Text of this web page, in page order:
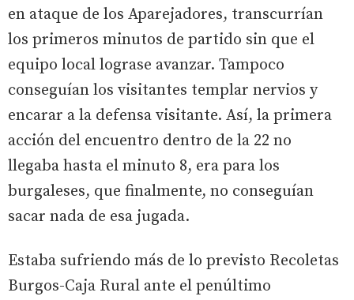
en ataque de los Aparejadores, transcurrían
los primeros minutos de partido sin que el
equipo local lograse avanzar. Tampoco
conseguían los visitantes templar nervios y
encarar a la defensa visitante. Así, la primera
acción del encuentro dentro de la 22 no
llegaba hasta el minuto 8, era para los
burgaleses, que finalmente, no conseguían
sacar nada de esa jugada.
Estaba sufriendo más de lo previsto Recoletas
Burgos-Caja Rural ante el penúltimo